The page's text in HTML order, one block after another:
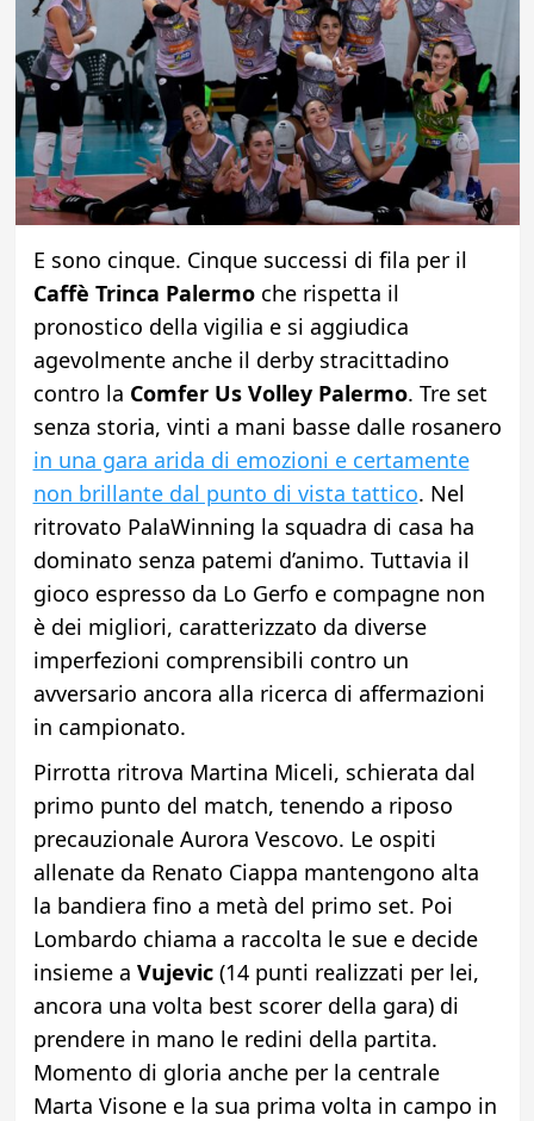
E sono cinque. Cinque successi di fila per il
Caffè Trinca Palermoche rispetta il
pronostico della vigilia e si aggiudica
agevolmente anche il derby stracittadino
contro la Comfer Us Volley Palermo. Tre set
senza storia, vinti a mani basse dalle rosanero
in una gara arida di emozioni e certamente
non brillante dal punto di vista tattico. Nel
ritrovato PalaWinning la squadra di casa ha
dominato senza patemi d’animo. Tuttavia il
gioco espresso da Lo Gerfo e compagne non
è dei migliori, caratterizzato da diverse
imperfezioni comprensibili contro un
avversario ancora alla ricerca di affermazioni
in campionato.
Pirrotta ritrova Martina Miceli, schierata dal
primo punto del match, tenendo a riposo
precauzionale Aurora Vescovo. Le ospiti
allenate da Renato Ciappa mantengono alta
la bandiera fino a metà del primo set. Poi
Lombardo chiama a raccolta le sue e decide
insieme a Vujevic(14 punti realizzati per lei,
ancora una volta best scorer della gara) di
prendere in mano le redini della partita.
Momento di gloria anche per la centrale
Marta Visone e la sua prima volta in campo in